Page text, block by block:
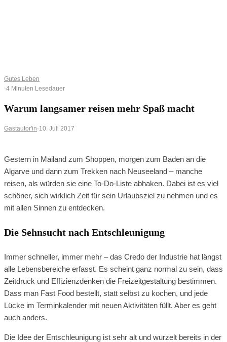
Gutes Leben
·4 Minuten Lesedauer
Warum langsamer reisen mehr Spaß macht
Gastautor'in·10. Juli 2017
Gestern in Mailand zum Shoppen, morgen zum Baden an die
Algarve und dann zum Trekken nach Neuseeland – manche
reisen, als würden sie eine To-Do-Liste abhaken. Dabei ist es viel
schöner, sich wirklich Zeit für sein Urlaubsziel zu nehmen und es
mit allen Sinnen zu entdecken.
Die Sehnsucht nach Entschleunigung
Immer schneller, immer mehr – das Credo der Industrie hat längst
alle Lebensbereiche erfasst. Es scheint ganz normal zu sein, dass
Zeitdruck und Effizienzdenken die Freizeitgestaltung bestimmen.
Dass man Fast Food bestellt, statt selbst zu kochen, und jede
Lücke im Terminkalender mit neuen Aktivitäten füllt. Aber es geht
auch anders.
Die Idee der Entschleunigung ist sehr alt und wurzelt bereits in der